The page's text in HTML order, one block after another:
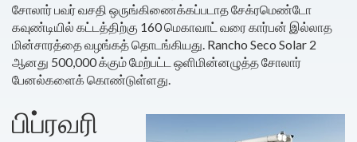
சோலார் பவர் வசதி ஒருங்கிணைக்கப்படாத சேக்ரமெண்டோ
கவுண்டியில் கட்டத்திற்கு 160 மெகாவாட் வரை கார்பன் இல்லாத
மின்சாரத்தை வழங்கத் தொடங்கியது. Rancho Seco Solar 2
ஆனது 500,000 க்கும் மேற்பட்ட ஒளிமின்னழுத்த சோலார்
பேனல்களைக் கொண்டுள்ளது.
பிப்ரவரி